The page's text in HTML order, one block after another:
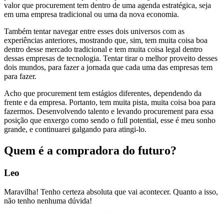
valor que procurement tem dentro de uma agenda estratégica, seja
em uma empresa tradicional ou uma da nova economia.
Também tentar navegar entre esses dois universos com as
experiências anteriores, mostrando que, sim, tem muita coisa boa
dentro desse mercado tradicional e tem muita coisa legal dentro
dessas empresas de tecnologia. Tentar tirar o melhor proveito desses
dois mundos, para fazer a jornada que cada uma das empresas tem
para fazer.
Acho que procurement tem estágios diferentes, dependendo da
frente e da empresa. Portanto, tem muita pista, muita coisa boa para
fazermos. Desenvolvendo talento e levando procurement para essa
posição que enxergo como sendo o full potential, esse é meu sonho
grande, e continuarei galgando para atingi-lo.
Quem é a compradora do futuro?
Leo
Maravilha! Tenho certeza absoluta que vai acontecer. Quanto a isso,
não tenho nenhuma dúvida!